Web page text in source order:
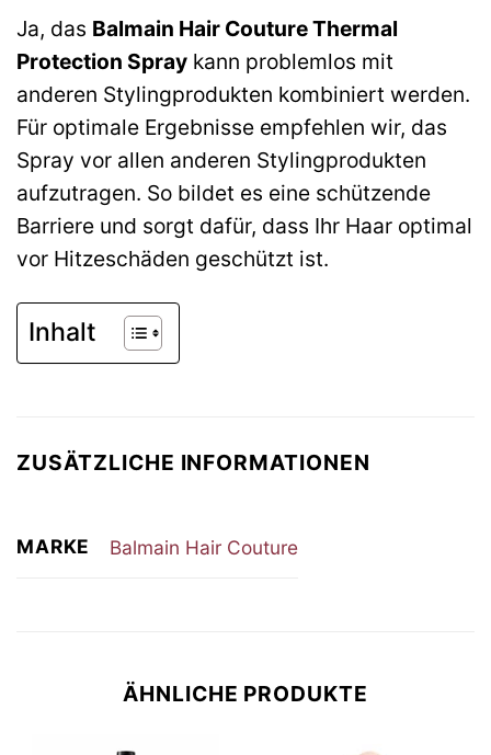
Ja, das Balmain Hair Couture Thermal
Protection Spray kann problemlos mit
anderen Stylingprodukten kombiniert werden.
Für optimale Ergebnisse empfehlen wir, das
Spray vor allen anderen Stylingprodukten
aufzutragen. So bildet es eine schützende
Barriere und sorgt dafür, dass Ihr Haar optimal
vor Hitzeschäden geschützt ist.
Inhalt
ZUSÄTZLICHE INFORMATIONEN
MARKE Balmain Hair Couture
ÄHNLICHE PRODUKTE